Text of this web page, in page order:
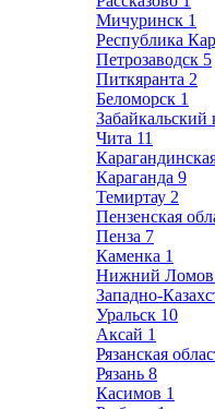
Мичуринск 1
Республика
Петрозаводск 5
Питкяранта 2
Беломорск 1
Забайкальский
Чита 11
Караганда 9
Темиртау 2
Пензенская
Пенза 7
Каменка 1
Нижний Ломов
Западно-
Уральск 10
Аксай 1
Рязанская
Рязань 8
Касимов 1